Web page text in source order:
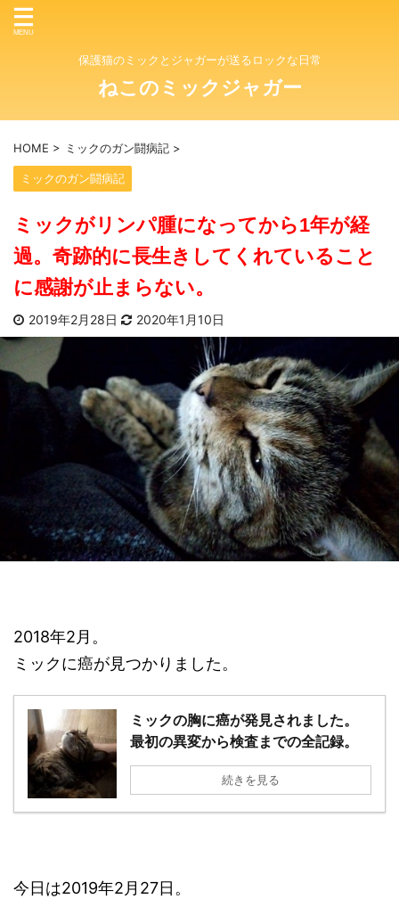
保護猫のミックとジャガーが送るロックな日常
ねこのミックジャガー
HOME > ミックのガン闘病記 >
ミックのガン闘病記
ミックがリンパ腫になってから1年が経
過。奇跡的に長生きしてくれていること
に感謝が止まらない。
2019年2月28日 2020年1月10日
2018年2月。
ミックに癌が見つかりました。
ミックの胸に癌が発見されました。
最初の異変から検査までの全記録。
続きを見る
今日は2019年2月27日。